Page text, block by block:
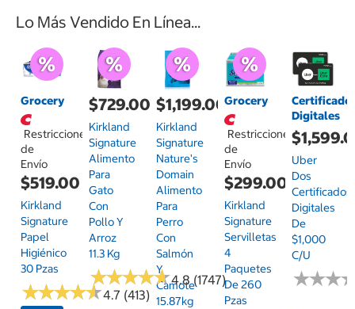
Lo Más Vendido En Línea...
Grocery
Restricciones
de
Envío
$519.00
Kirkland
Signature
Papel
Higiénico
30 Pzas
★★★★★
★★★★★4.7 (413)
$729.00
Kirkland
Signature
Alimento
Para
Gato
Con
Pollo Y
Arroz
11.3 Kg
★★★★★
★★★★★4.8 (1747)
$1,199.00
Kirkland
Signature
Nature's
Domain
Alimento
Para
Perro
Con
Salmón
Y
Camote
15.87kg
Grocery
Restricciones
de
Envío
$299.00
Kirkland
Signature
Servilletas
4
Paquetes
De 260
Pzas
Digitales
Uber
Dos
Certificados
Digitales
De
$1,000
C/u
★★★
★★★